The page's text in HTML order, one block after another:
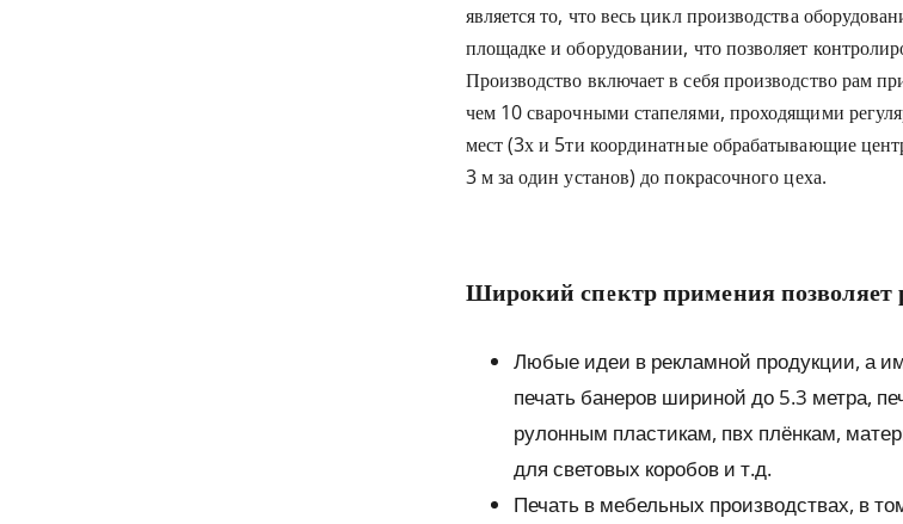
является то, что весь цикл производства
площадке и оборудовании, что позволяет
Производство включает в себя производство рам
чем 10 сварочными стапелями, проходящими
мест (3х и 5ти координатные обрабатывающие
3 м за один установ) до покрасочного цеха.
Широкий спектр примения позволяет
Любые идеи в рекламной продукции, а
печать банеров шириной до 5.3 метра,
рулонным пластикам, пвх плёнкам,
для световых коробов и т.д.
Печать в мебельных производствах, в